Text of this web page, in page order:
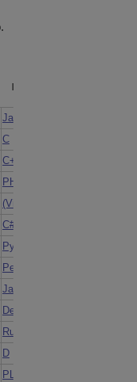
Java
C
C++
PHP
(Visual) Basic
C#
Python
Perl
JavaScript
Delphi
Ruby
D
PL/SQL